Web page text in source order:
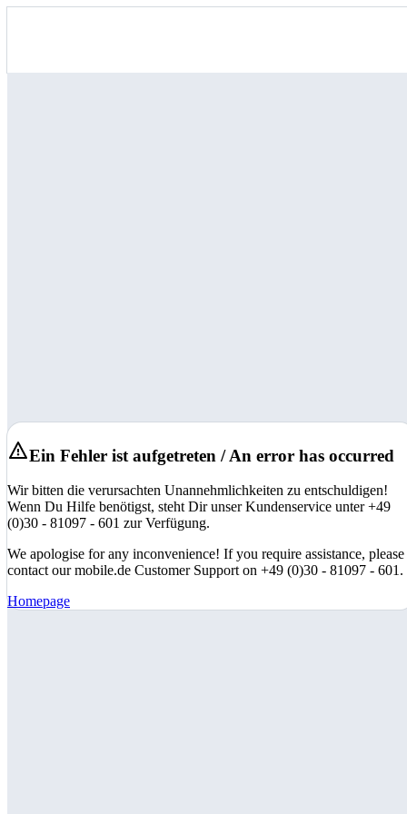
Ein Fehler ist aufgetreten / An error has occurred
Wir bitten die verursachten Unannehmlichkeiten zu entschuldigen!
Wenn Du Hilfe benötigst, steht Dir unser Kundenservice unter +49
(0)30 - 81097 - 601 zur Verfügung.
We apologise for any inconvenience! If you require assistance, please
contact our mobile.de Customer Support on +49 (0)30 - 81097 - 601.
Homepage